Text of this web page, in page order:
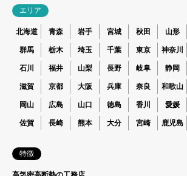
エリア
北海道 青森 岩手 宮城 秋田 山形
群馬 栃木 埼玉 千葉 東京 神奈川
石川 福井 山梨 長野 岐阜 静岡
滋賀 京都 大阪 兵庫 奈良 和歌山
岡山 広島 山口 徳島 香川 愛媛
佐賀 長崎 熊本 大分 宮崎 鹿児島
特徴